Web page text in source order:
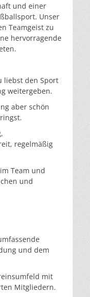
und einer
Unser
Teamgeist zu
hervorragende
liebst den Sport
weitergeben.
aber schön
regelmäßig
Team und
und
und dem
mit
Mitgliedern.